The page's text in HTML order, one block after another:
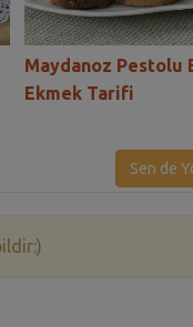
Maydanoz Pestolu
Ekmek Tarifi
Sen de